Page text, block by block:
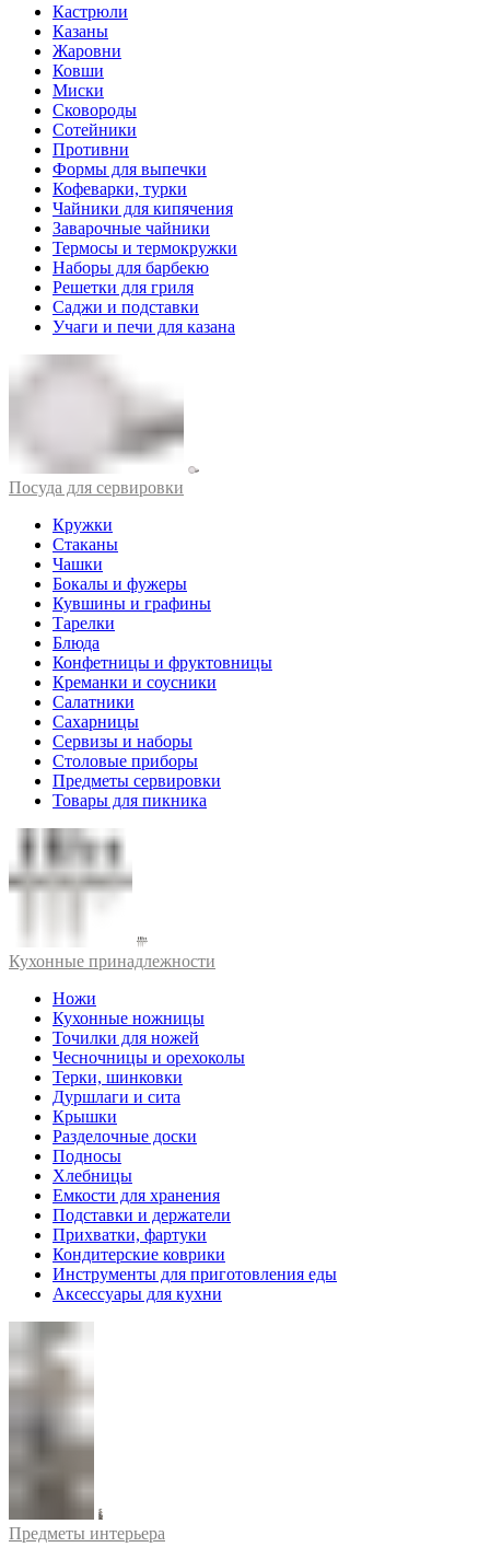
Кастрюли
Казаны
Жаровни
Ковши
Миски
Сковороды
Сотейники
Противни
Формы для выпечки
Кофеварки, турки
Чайники для кипячения
Заварочные чайники
Термосы и термокружки
Наборы для барбекю
Решетки для гриля
Саджи и подставки
Учаги и печи для казана
Посуда для сервировки
Кружки
Стаканы
Чашки
Бокалы и фужеры
Кувшины и графины
Тарелки
Блюда
Конфетницы и фруктовницы
Креманки и соусники
Салатники
Сахарницы
Сервизы и наборы
Столовые приборы
Предметы сервировки
Товары для пикника
Кухонные принадлежности
Ножи
Кухонные ножницы
Точилки для ножей
Чесночницы и орехоколы
Терки, шинковки
Дуршлаги и сита
Крышки
Разделочные доски
Подносы
Хлебницы
Емкости для хранения
Подставки и держатели
Прихватки, фартуки
Кондитерские коврики
Инструменты для приготовления еды
Аксессуары для кухни
Предметы интерьера